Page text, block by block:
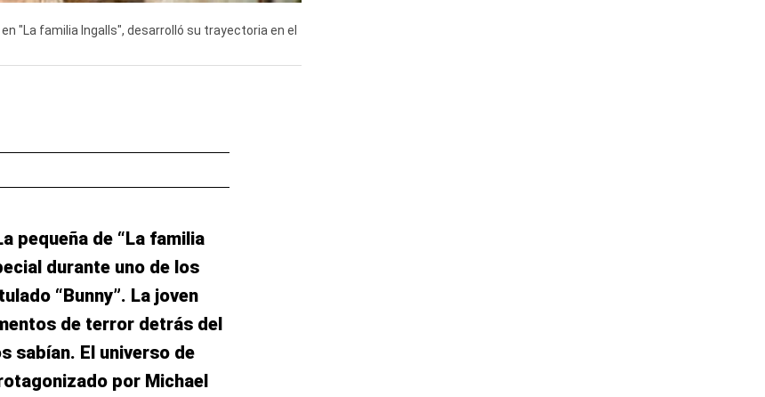
"La familia Ingalls", desarrolló su trayectoria en el
pequeña de “La familia
durante uno de los
“Bunny”. La joven
de terror detrás del
sabían. El universo de
por Michael